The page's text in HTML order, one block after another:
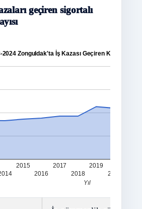
geçiren sigortalı
2024 Zonguldak'ta İş Kazası Geçiren Kişi Sayısı
2015
2016
2017
2018
2019
2020
Yıl